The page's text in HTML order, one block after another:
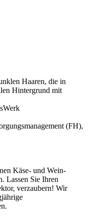
(FH),
Käse- und Wein-
Lassen Sie Ihren
verzaubern! Wir